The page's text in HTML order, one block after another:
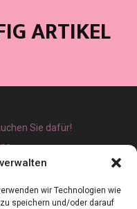
wir Technologien wie
speichern und/oder darauf
ARTIKEL
Sie dafür!